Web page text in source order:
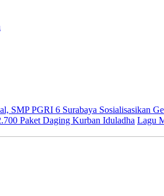
SMP PGRI 6 Surabaya Sosialisasikan
Paket Daging Kurban Iduladha Lagu